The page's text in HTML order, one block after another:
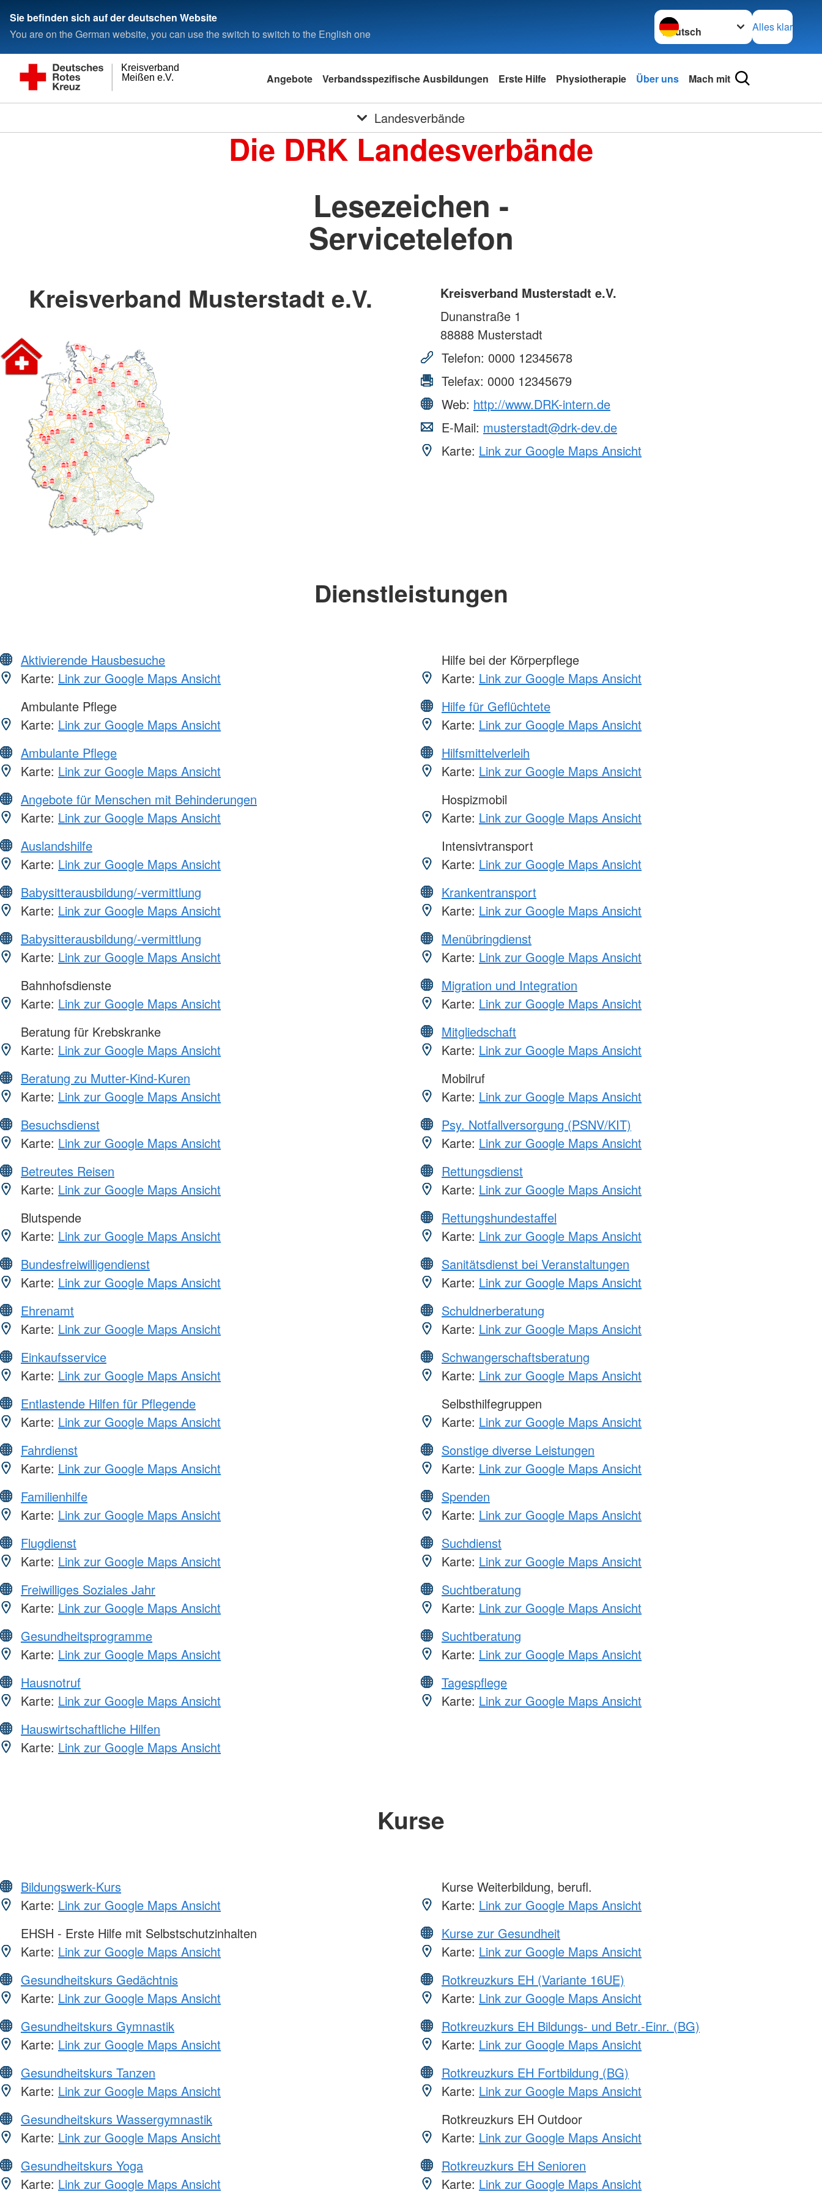
Sie befinden sich auf der deutschen Website
You are on the German website, you can use the switch to switch to the English one
Sprache wechseln zu
Alles klar
Meißen e.V.
Kreisverband
Angebote Verbandsspezifische Ausbildungen Erste Hilfe Physiotherapie Über uns Mach mit
Landesverbände
Die DRK Landesverbände
Lesezeichen -
Servicetelefon
Kreisverband Musterstadt e.V.
Kreisverband Musterstadt e.V.
Dunanstraße 1
88888 Musterstadt
Telefon: 0000 12345678
Telefax: 0000 12345679
Web: http://www.DRK-intern.de
E-Mail: musterstadt@drk-dev.de
Karte: Link zur Google Maps Ansicht
Dienstleistungen
Aktivierende Hausbesuche
Karte: Link zur Google Maps Ansicht
Ambulante Pflege
Karte: Link zur Google Maps Ansicht
Ambulante Pflege
Karte: Link zur Google Maps Ansicht
Angebote für Menschen mit Behinderungen
Karte: Link zur Google Maps Ansicht
Auslandshilfe
Karte: Link zur Google Maps Ansicht
Babysitterausbildung/-vermittlung
Karte: Link zur Google Maps Ansicht
Babysitterausbildung/-vermittlung
Karte: Link zur Google Maps Ansicht
Bahnhofsdienste
Karte: Link zur Google Maps Ansicht
Beratung für Krebskranke
Karte: Link zur Google Maps Ansicht
Beratung zu Mutter-Kind-Kuren
Karte: Link zur Google Maps Ansicht
Besuchsdienst
Karte: Link zur Google Maps Ansicht
Betreutes Reisen
Karte: Link zur Google Maps Ansicht
Blutspende
Karte: Link zur Google Maps Ansicht
Bundesfreiwilligendienst
Karte: Link zur Google Maps Ansicht
Ehrenamt
Karte: Link zur Google Maps Ansicht
Einkaufsservice
Karte: Link zur Google Maps Ansicht
Entlastende Hilfen für Pflegende
Karte: Link zur Google Maps Ansicht
Fahrdienst
Karte: Link zur Google Maps Ansicht
Familienhilfe
Karte: Link zur Google Maps Ansicht
Flugdienst
Karte: Link zur Google Maps Ansicht
Freiwilliges Soziales Jahr
Karte: Link zur Google Maps Ansicht
Gesundheitsprogramme
Karte: Link zur Google Maps Ansicht
Hausnotruf
Karte: Link zur Google Maps Ansicht
Hauswirtschaftliche Hilfen
Karte: Link zur Google Maps Ansicht
Hilfe bei der Körperpflege
Karte: Link zur Google Maps Ansicht
Hilfe für Geflüchtete
Karte: Link zur Google Maps Ansicht
Hilfsmittelverleih
Karte: Link zur Google Maps Ansicht
Hospizmobil
Karte: Link zur Google Maps Ansicht
Intensivtransport
Karte: Link zur Google Maps Ansicht
Krankentransport
Karte: Link zur Google Maps Ansicht
Menübringdienst
Karte: Link zur Google Maps Ansicht
Migration und Integration
Karte: Link zur Google Maps Ansicht
Mitgliedschaft
Karte: Link zur Google Maps Ansicht
Mobilruf
Karte: Link zur Google Maps Ansicht
Psy. Notfallversorgung (PSNV/KIT)
Karte: Link zur Google Maps Ansicht
Rettungsdienst
Karte: Link zur Google Maps Ansicht
Rettungshundestaffel
Karte: Link zur Google Maps Ansicht
Sanitätsdienst bei Veranstaltungen
Karte: Link zur Google Maps Ansicht
Schuldnerberatung
Karte: Link zur Google Maps Ansicht
Schwangerschaftsberatung
Karte: Link zur Google Maps Ansicht
Selbsthilfegruppen
Karte: Link zur Google Maps Ansicht
Sonstige diverse Leistungen
Karte: Link zur Google Maps Ansicht
Spenden
Karte: Link zur Google Maps Ansicht
Suchdienst
Karte: Link zur Google Maps Ansicht
Suchtberatung
Karte: Link zur Google Maps Ansicht
Suchtberatung
Karte: Link zur Google Maps Ansicht
Tagespflege
Karte: Link zur Google Maps Ansicht
Kurse
Bildungswerk-Kurs
Karte: Link zur Google Maps Ansicht
EHSH - Erste Hilfe mit Selbstschutzinhalten
Karte: Link zur Google Maps Ansicht
Gesundheitskurs Gedächtnis
Karte: Link zur Google Maps Ansicht
Gesundheitskurs Gymnastik
Karte: Link zur Google Maps Ansicht
Gesundheitskurs Tanzen
Karte: Link zur Google Maps Ansicht
Gesundheitskurs Wassergymnastik
Karte: Link zur Google Maps Ansicht
Gesundheitskurs Yoga
Karte: Link zur Google Maps Ansicht
Kurse Weiterbildung, berufl.
Karte: Link zur Google Maps Ansicht
Kurse zur Gesundheit
Karte: Link zur Google Maps Ansicht
Rotkreuzkurs EH (Variante 16UE)
Karte: Link zur Google Maps Ansicht
Rotkreuzkurs EH Bildungs- und Betr.-Einr. (BG)
Karte: Link zur Google Maps Ansicht
Rotkreuzkurs EH Fortbildung (BG)
Karte: Link zur Google Maps Ansicht
Rotkreuzkurs EH Outdoor
Karte: Link zur Google Maps Ansicht
Rotkreuzkurs EH Senioren
Karte: Link zur Google Maps Ansicht